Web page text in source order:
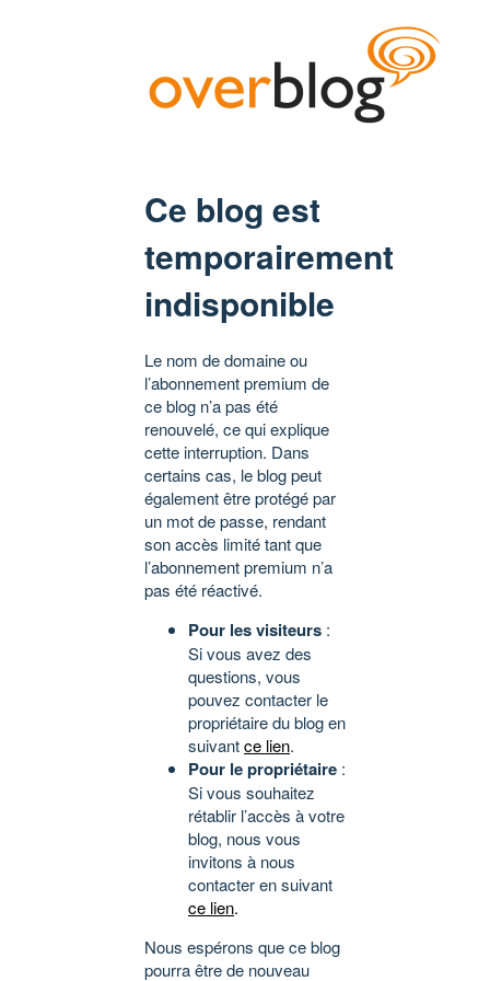
Ce blog est
temporairement
indisponible
Le nom de domaine ou
l’abonnement premium de
ce blog n’a pas été
renouvelé, ce qui explique
cette interruption. Dans
certains cas, le blog peut
également être protégé par
un mot de passe, rendant
son accès limité tant que
l’abonnement premium n’a
pas été réactivé.
Pour les visiteurs :
Si vous avez des
questions, vous
pouvez contacter le
propriétaire du blog en
suivantce lien.
Pour le propriétaire :
Si vous souhaitez
rétablir l’accès à votre
blog, nous vous
invitons à nous
contacter en suivant
ce lien.
Nous espérons que ce blog
pourra être de nouveau